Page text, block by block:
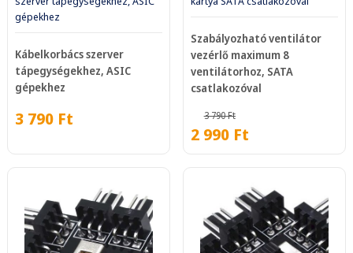
gépekhez
Kábelkorbács szerver
tápegységekhez, ASIC
gépekhez
3 790 Ft
Szabályozható ventilátor
vezérlő maximum 8
ventilátorhoz, SATA
csatlakozóval
3 790Ft
2 990 Ft